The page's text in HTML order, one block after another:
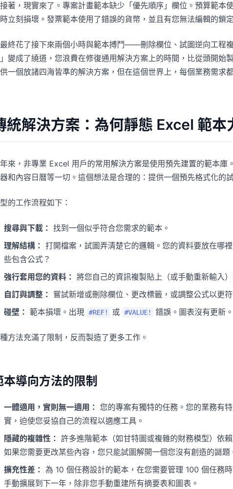
著，現實來了。專案計畫範本缺少「優先順序」欄位。預算範本
立刻損壞。發票範本使用了錯誤的貨幣，並且有您無法編輯的鎖
終花了接下來兩個小時與範本搏鬥——刪除欄位、試圖逆向工程
變成了繞道，您浪費在修復通用解決方案上的時間，比從頭開始
一個放諸四海皆準的解決方案，但在這個世界上，每個業務需求
統解決方案：為何靜態 Excel 範本
來，非專業 Excel 用戶的常用解決方案是使用預先建置的範本庫
和內容日曆等一切。這個想法是合理的：提供一個預先格式化的
的工作流程如下：
搜尋與下載： 找到一個似乎符合您需求的範本。
理解結構： 打開檔案，試圖弄清楚它的邏輯。您的資料要放在哪
些包含公式？
強行套用您的資料： 將您自己的資訊複製貼上（或手動重新輸入
自訂與調整： 嘗試新增或刪除欄位、更改標籤，或調整公式以更
碰壁： 範本損壞。出現 #REF! 或 #VALUE! 錯誤。圖表沒有更新
方法充滿了限制，反而製造了更多工作。
本導向方法的限制
一體適用，實則無一適用： 您的專案有獨特的任務。您的業務有
實，迫使您妥協自己的流程以適應工具。
隱藏的複雜性： 許多進階範本（如甘特圖或複雜的財務模型）依
如果您需要更改某些內容，您只能試圖解開一個您沒有創造的謎題
擴充性差： 為 10 個任務設計的範本，在您需要管理 100 個任務
手動擴展到下一年，除非您手動重建所有摘要表和圖表。